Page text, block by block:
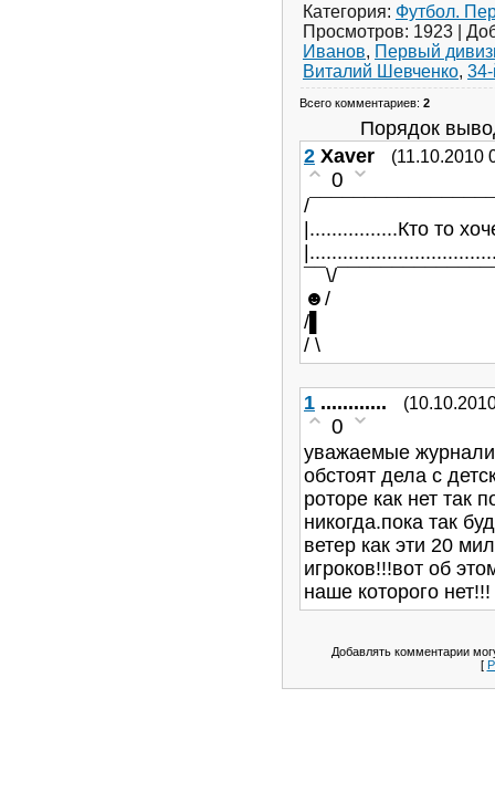
Категория: Футбол.
Просмотров: 1923 |
Иванов, Первый
Виталий Шевченко, 34-
Всего комментариев: 2
Порядок
2 Xaver (11.10.2010
0
/
|................Кто то
¯¯\/
☻/
/▌
/ \
1 ............
0
уважаемые
обстоят дела с
роторе как нет так
никогда.пока так
ветер как эти 20
игроков!!!вот об
наше которого нет!!!
Добавлять комментарии
[